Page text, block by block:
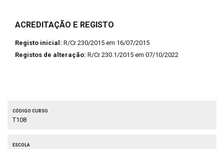
ACREDITAÇÃO E REGISTO
Registo inicial: R/Cr 230/2015 em 16/07/2015
Registos de alteração: R/Cr 230.1/2015 em 07/10/2022
Código curso
T108
Escola